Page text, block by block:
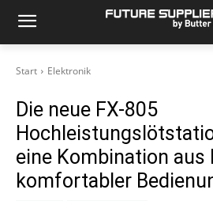
Start Elektronik
Die neue FX-805
eine Kombination aus
komfortabler